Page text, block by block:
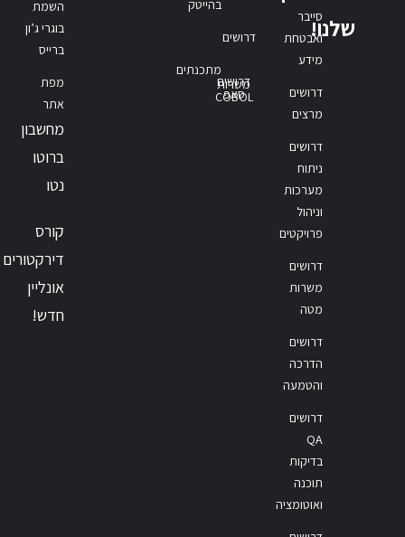
שלנו!סייבר
ואבטחת
מידע
דרושים
מרצים
דרושים
ניתוח
מערכות
וניהול
פרויקטים
דרושים
משרות
מטה
דרושים
הדרכה
והטמעה
דרושים
QA
בדיקות
תוכנה
ואוטומציה
בהייטק
דרושים
מתכנתים
דרושים
סאפ
משרות
COBOL
השמת
בוגרי ג’ון
ברייס
מפת
אתר
מחשבון
ברוטו
נטו
קורס
דירקטורים
אונליין
חדש!